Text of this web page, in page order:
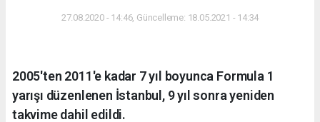
27.08.2020 - 14:46, Güncelleme: 18.05.2021 - 14:34
2005'ten 2011'e kadar 7 yıl boyunca Formula 1
yarışı düzenlenen İstanbul, 9 yıl sonra yeniden
takvime dahil edildi.